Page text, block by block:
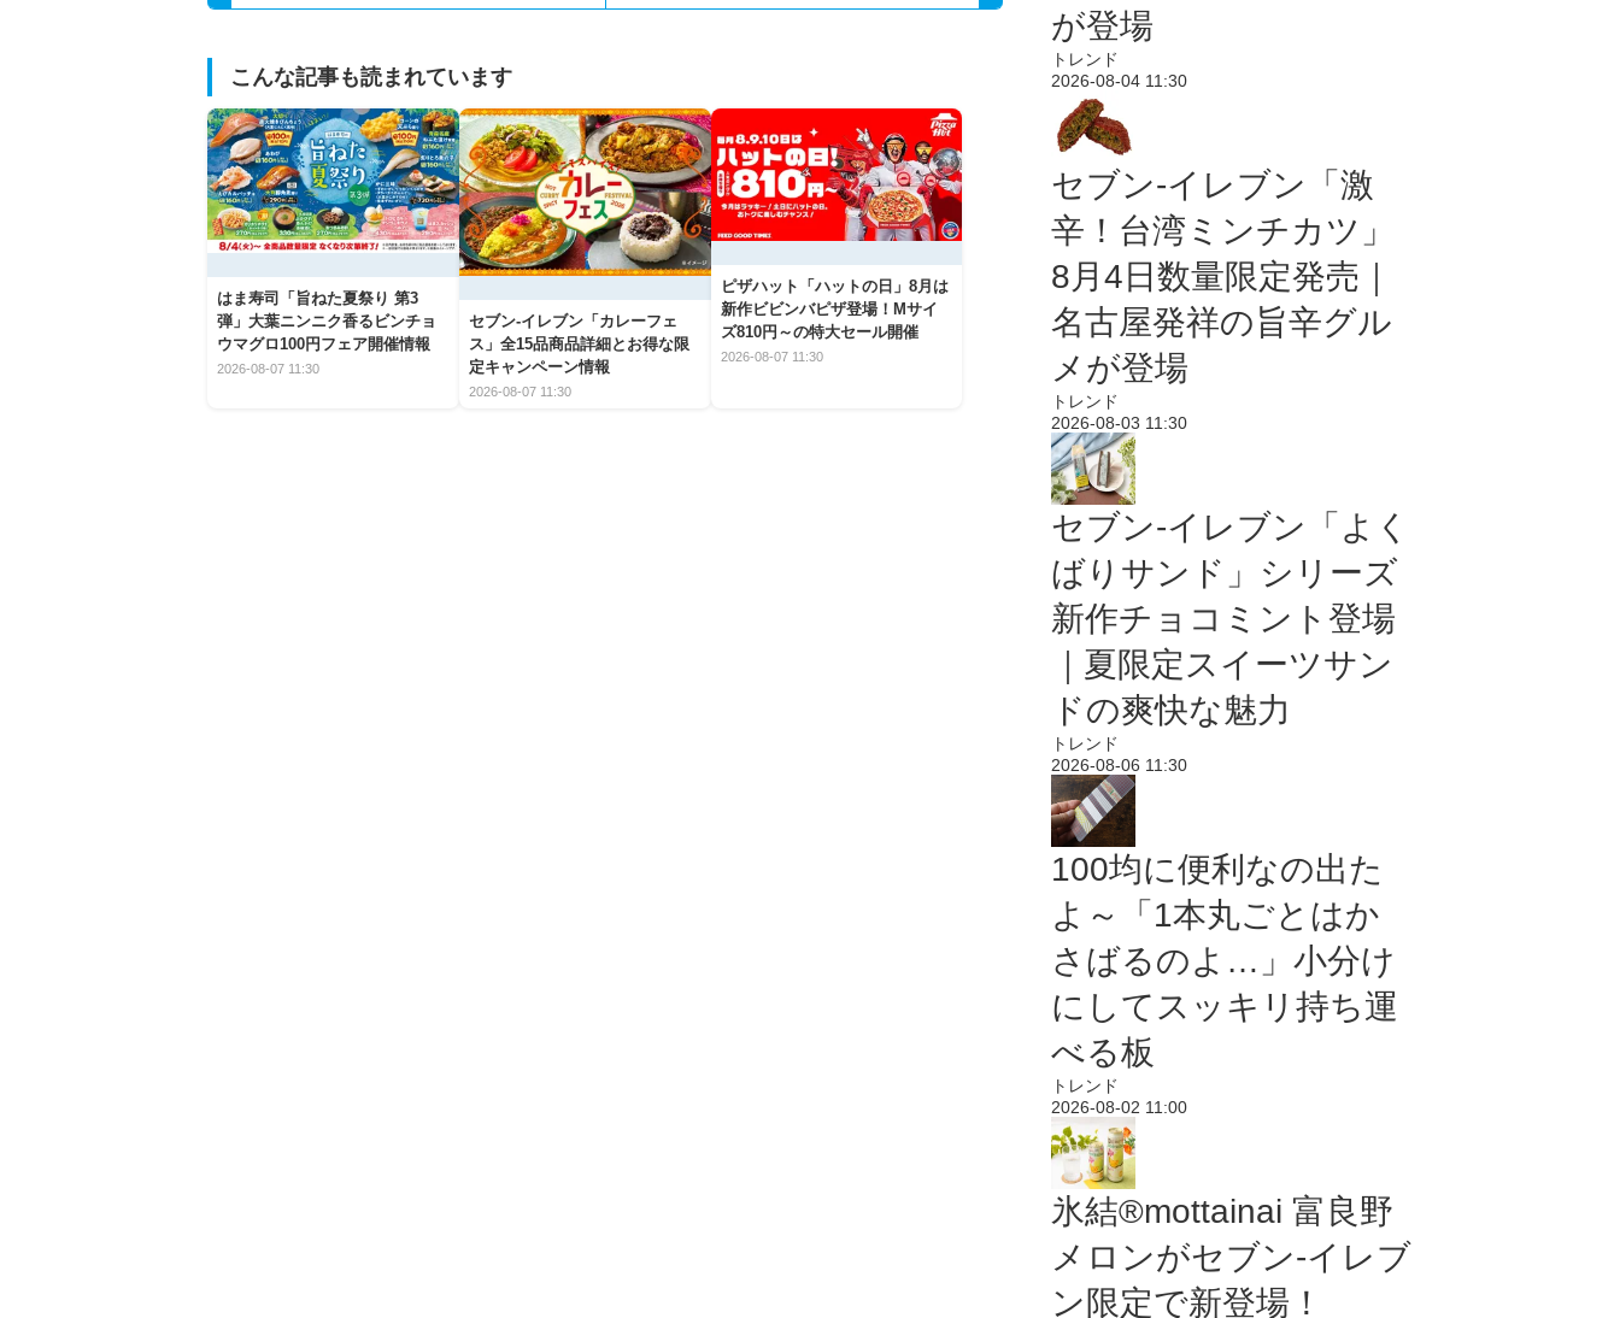
こんな記事も読まれています
はま寿司「旨ねた夏祭り 第3
弾」大葉ニンニク香るビンチョ
ウマグロ100円フェア開催情報
2026-08-07 11:30
セブン‐イレブン「カレーフェ
ス」全15品商品詳細とお得な限
定キャンペーン情報
2026-08-07 11:30
ピザハット「ハットの日」8月は
新作ビビンバピザ登場！Mサイ
ズ810円～の特大セール開催
2026-08-07 11:30
が登場
トレンド
2026-08-04 11:30
セブン-イレブン「激
辛！台湾ミンチカツ」
8月4日数量限定発売｜
名古屋発祥の旨辛グル
メが登場
トレンド
2026-08-03 11:30
セブン‐イレブン「よく
ばりサンド」シリーズ
新作チョコミント登場
｜夏限定スイーツサン
ドの爽快な魅力
トレンド
2026-08-06 11:30
100均に便利なの出た
よ～「1本丸ごとはか
さばるのよ…」小分け
にしてスッキリ持ち運
べる板
トレンド
2026-08-02 11:00
氷結®mottainai 富良野
メロンがセブン‐イレブ
ン限定で新登場！